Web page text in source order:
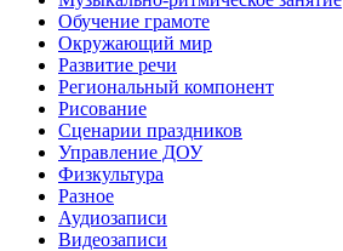
Обучение грамоте
Окружающий мир
Развитие речи
Региональный компонент
Рисование
Сценарии праздников
Управление ДОУ
Физкультура
Разное
Аудиозаписи
Видеозаписи